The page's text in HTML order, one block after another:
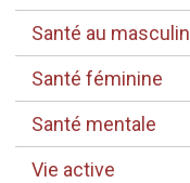
Santé au masculin
Santé féminine
Santé mentale
Vie active